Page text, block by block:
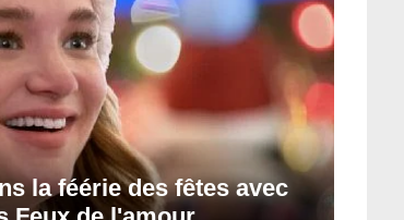
la féérie des fêtes avec